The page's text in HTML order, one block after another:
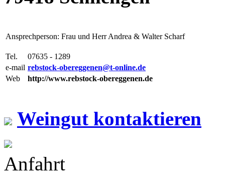
Ansprechperson: Frau und Herr Andrea & Walter Scharf
Tel.
07635 - 1289
e-mail rebstock-obereggenen@t-online.de
Web
http://www.rebstock-obereggenen.de
Weingut kontaktieren
Anfahrt